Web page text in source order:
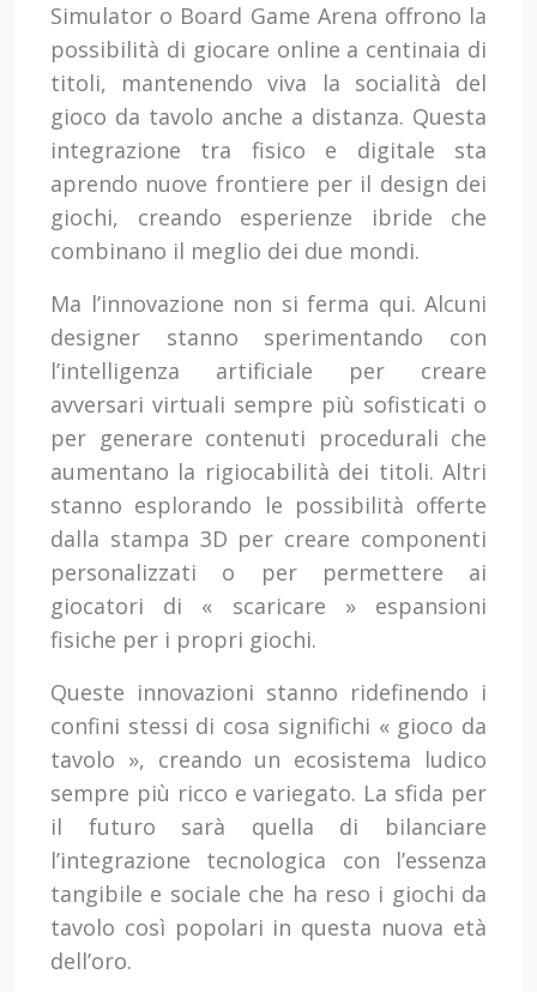
Simulator o Board Game Arena offrono la
possibilità di giocare online a centinaia di
titoli, mantenendo viva la socialità del
gioco da tavolo anche a distanza. Questa
integrazione tra fisico e digitale sta
aprendo nuove frontiere per il design dei
giochi, creando esperienze ibride che
combinano il meglio dei due mondi.
Ma l’innovazione non si ferma qui. Alcuni
designer stanno sperimentando con
l’intelligenza artificiale per creare
avversari virtuali sempre più sofisticati o
per generare contenuti procedurali che
aumentano la rigiocabilità dei titoli. Altri
stanno esplorando le possibilità offerte
dalla stampa 3D per creare componenti
personalizzati o per permettere ai
giocatori di « scaricare » espansioni
fisiche per i propri giochi.
Queste innovazioni stanno ridefinendo i
confini stessi di cosa significhi « gioco da
tavolo », creando un ecosistema ludico
sempre più ricco e variegato. La sfida per
il futuro sarà quella di bilanciare
l’integrazione tecnologica con l’essenza
tangibile e sociale che ha reso i giochi da
tavolo così popolari in questa nuova età
dell’oro.